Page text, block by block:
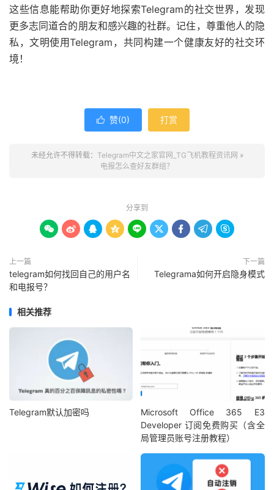
这些信息能帮助你更好地探索Telegram的社交世界，发现
更多志同道合的朋友和感兴趣的社群。记住，尊重他人的隐
私，文明使用Telegram，共同构建一个健康友好的社交环
境！
 赞(0) 打赏
未经允许不得转载： Telegram中文之家官网_TG飞机教程资讯网 »
电报怎么查好友群组？
分享到
        
上一篇
telegram如何找回自己的用户名
和电报号？
下一篇
Telegrama如何开启隐身模式
相关推荐
Telegram默认加密吗
Microsoft Office 365 E3
Developer 订阅免费购买（含全
局管理员账号注册教程）